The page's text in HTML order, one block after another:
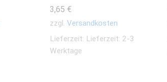
3,65 €
zzgl. Versandkosten
Lieferzeit: Lieferzeit: 2-3
Werktage